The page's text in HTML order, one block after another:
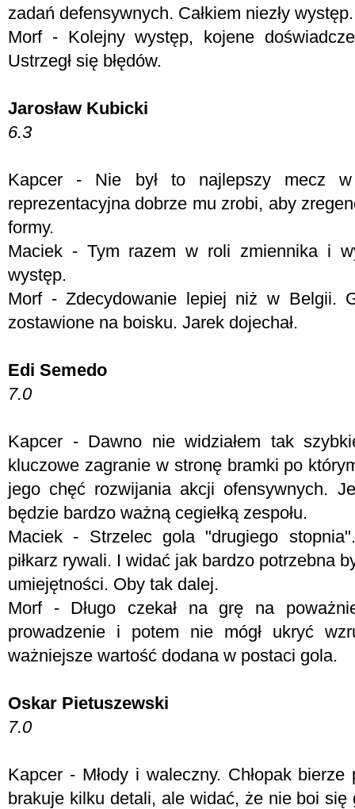
zadań defensywnych. Całkiem niezły występ.
Morf - Kolejny występ, kojene
Ustrzegł się błędów.
Jarosław Kubicki
6.3
Kapcer - Nie był to najlepszy mecz w
reprezentacyjna dobrze mu zrobi, aby
formy.
Maciek - Tym razem w roli zmiennika i
występ.
Morf - Zdecydowanie lepiej niż w Belgii.
zostawione na boisku. Jarek dojechał.
Edi Semedo
7.0
Kapcer - Dawno nie widziałem tak
kluczowe zagranie w stronę bramki po
jego chęć rozwijania akcji ofensywnych.
będzie bardzo ważną cegiełką zespołu.
Maciek - Strzelec gola "drugiego
piłkarz rywali. I widać jak bardzo potrzebna
umiejętności. Oby tak dalej.
Morf - Długo czekał na grę na
prowadzenie i potem nie mógł ukryć
ważniejsze wartość dodana w postaci gola.
Oskar Pietuszewski
7.0
Kapcer - Młody i waleczny. Chłopak
brakuje kilku detali, ale widać, że nie boi się